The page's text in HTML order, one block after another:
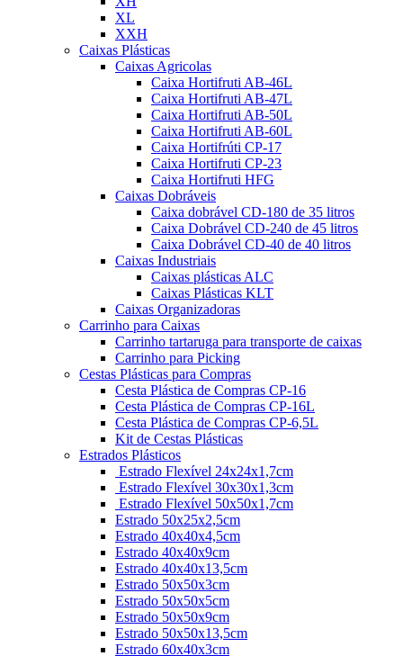
XL
XXH
Caixas Plásticas
Caixas Agricolas
Caixa Hortifruti AB-46L
Caixa Hortifruti AB-47L
Caixa Hortifruti AB-50L
Caixa Hortifruti AB-60L
Caixa Hortifrúti CP-17
Caixa Hortifruti CP-23
Caixa Hortifruti HFG
Caixas Dobráveis
Caixa dobrável CD-180 de 35 litros
Caixa Dobrável CD-240 de 45 litros
Caixa Dobrável CD-40 de 40 litros
Caixas Industriais
Caixas plásticas ALC
Caixas Plásticas KLT
Caixas Organizadoras
Carrinho para Caixas
Carrinho tartaruga para transporte de caixas
Carrinho para Picking
Cestas Plásticas para Compras
Cesta Plástica de Compras CP-16
Cesta Plástica de Compras CP-16L
Cesta Plástica de Compras CP-6,5L
Kit de Cestas Plásticas
Estrados Plásticos
Estrado Flexível 24x24x1,7cm
Estrado Flexível 30x30x1,3cm
Estrado Flexível 50x50x1,7cm
Estrado 50x25x2,5cm
Estrado 40x40x4,5cm
Estrado 40x40x9cm
Estrado 40x40x13,5cm
Estrado 50x50x3cm
Estrado 50x50x5cm
Estrado 50x50x9cm
Estrado 50x50x13,5cm
Estrado 60x40x3cm